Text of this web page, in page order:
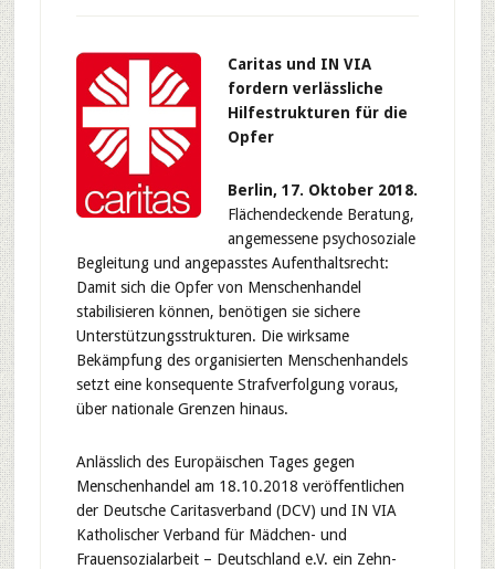
Caritas und IN VIA
fordern verlässliche
Hilfestrukturen für die
Opfer
Berlin, 17. Oktober 2018.
Flächendeckende Beratung,
angemessene psychosoziale
Begleitung und angepasstes Aufenthaltsrecht:
Damit sich die Opfer von Menschenhandel
stabilisieren können, benötigen sie sichere
Unterstützungsstrukturen. Die wirksame
Bekämpfung des organisierten Menschenhandels
setzt eine konsequente Strafverfolgung voraus,
über nationale Grenzen hinaus.
Anlässlich des Europäischen Tages gegen
Menschenhandel am 18.10.2018 veröffentlichen
der Deutsche Caritasverband (DCV) und IN VIA
Katholischer Verband für Mädchen- und
Frauensozialarbeit – Deutschland e.V. ein Zehn-